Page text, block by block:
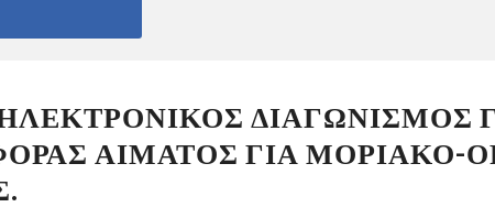
ΔΙΑΓΩΝΙΣΜΟΣ
ΑΙΜΑΤΟΣ ΓΙΑ ΜΟΡΙΑΚΟ-